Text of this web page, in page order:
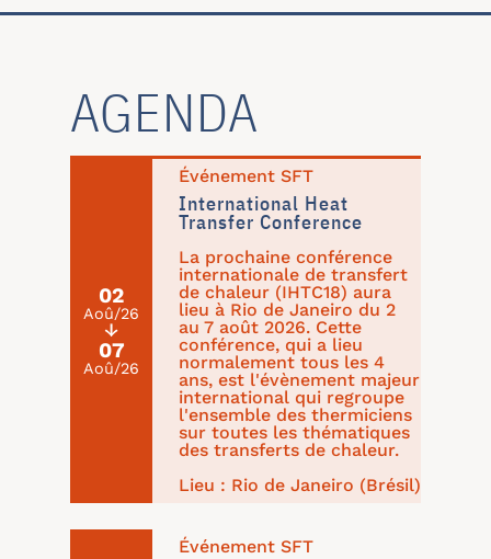
AGENDA
02
Aoû/26
↓
07
Aoû/26
Événement SFT
International Heat
Transfer Conference
La prochaine conférence
internationale de transfert
de chaleur (IHTC18) aura
lieu à Rio de Janeiro du 2
au 7 août 2026. Cette
conférence, qui a lieu
normalement tous les 4
ans, est l'évènement majeur
international qui regroupe
l'ensemble des thermiciens
sur toutes les thématiques
des transferts de chaleur.
Lieu : Rio de Janeiro (Brésil)
Événement SFT